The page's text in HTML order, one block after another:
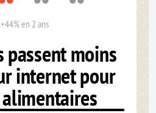
+44% en 2 ans
passent moins
internet pour